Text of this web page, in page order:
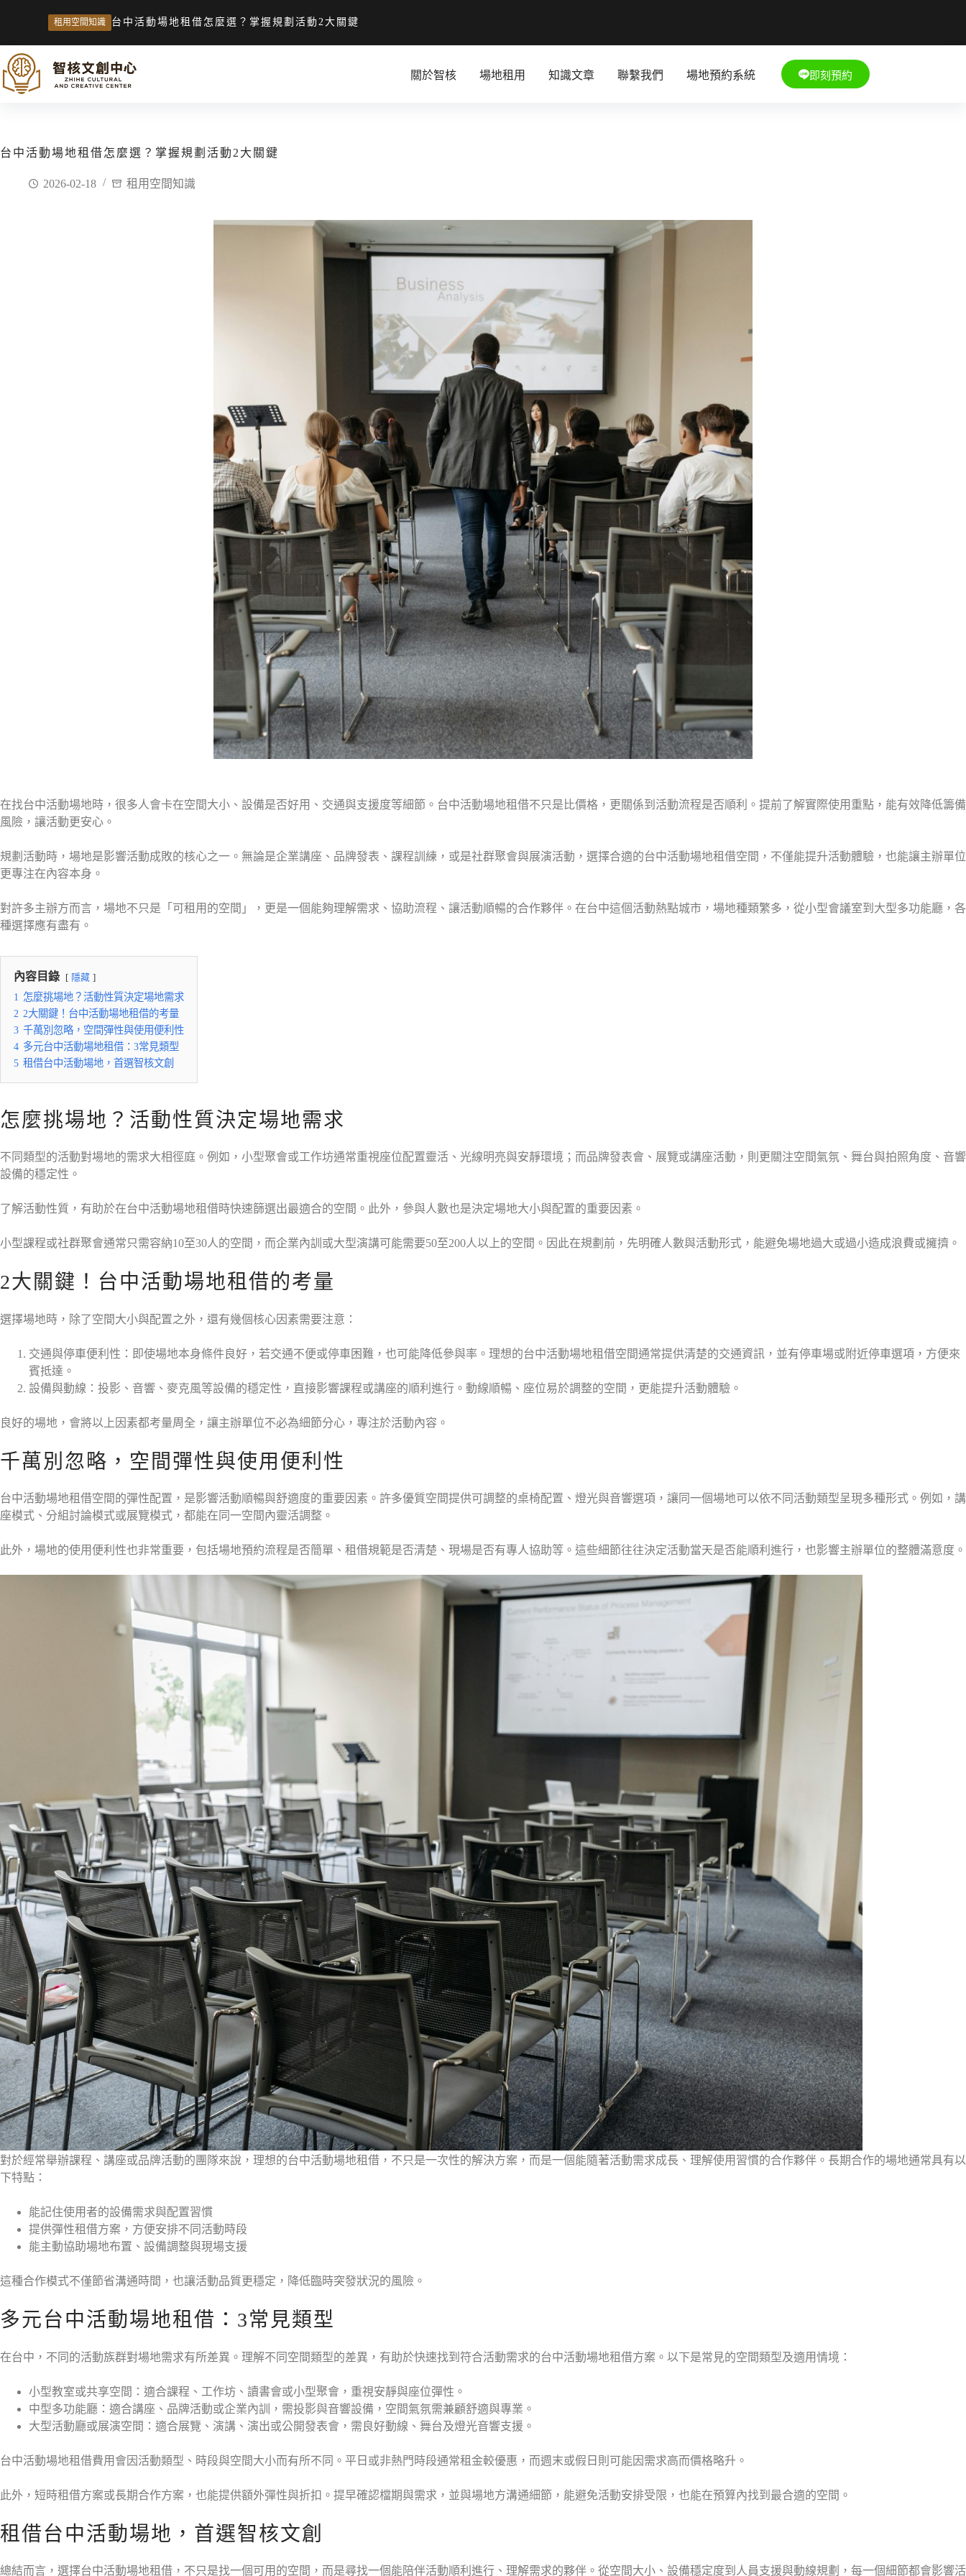
租用空間知識 台中活動場地租借怎麼選？掌握規劃活動2大關鍵
關於智核 場地租用 知識文章 聯繫我們 場地預約系統 即刻預約
台中活動場地租借怎麼選？掌握規劃活動2大關鍵
2026-02-18 租用空間知識
在找台中活動場地時，很多人會卡在空間大小、設備是否好用、交通與支援度等細節。台中活動場地租借不只是比價格，更關係到活動流程是否順利。提前了解實際使用重點，能有效降低籌備
風險，讓活動更安心。
規劃活動時，場地是影響活動成敗的核心之一。無論是企業講座、品牌發表、課程訓練，或是社群聚會與展演活動，選擇合適的台中活動場地租借空間，不僅能提升活動體驗，也能讓主辦單位
更專注在內容本身。
對許多主辦方而言，場地不只是「可租用的空間」，更是一個能夠理解需求、協助流程、讓活動順暢的合作夥伴。在台中這個活動熱點城市，場地種類繁多，從小型會議室到大型多功能廳，各
種選擇應有盡有。
內容目錄 隱藏
1 怎麼挑場地？活動性質決定場地需求
2 2大關鍵！台中活動場地租借的考量
3 千萬別忽略，空間彈性與使用便利性
4 多元台中活動場地租借：3常見類型
5 租借台中活動場地，首選智核文創
怎麼挑場地？活動性質決定場地需求
不同類型的活動對場地的需求大相徑庭。例如，小型聚會或工作坊通常重視座位配置靈活、光線明亮與安靜環境；而品牌發表會、展覽或講座活動，則更關注空間氣氛、舞台與拍照角度、音響
設備的穩定性。
了解活動性質，有助於在台中活動場地租借時快速篩選出最適合的空間。此外，參與人數也是決定場地大小與配置的重要因素。
小型課程或社群聚會通常只需容納10至30人的空間，而企業內訓或大型演講可能需要50至200人以上的空間。因此在規劃前，先明確人數與活動形式，能避免場地過大或過小造成浪費或擁擠。
2大關鍵！台中活動場地租借的考量
選擇場地時，除了空間大小與配置之外，還有幾個核心因素需要注意：
交通與停車便利性：即使場地本身條件良好，若交通不便或停車困難，也可能降低參與率。理想的台中活動場地租借空間通常提供清楚的交通資訊，並有停車場或附近停車選項，方便來
賓抵達。
設備與動線：投影、音響、麥克風等設備的穩定性，直接影響課程或講座的順利進行。動線順暢、座位易於調整的空間，更能提升活動體驗。
良好的場地，會將以上因素都考量周全，讓主辦單位不必為細節分心，專注於活動內容。
千萬別忽略，空間彈性與使用便利性
台中活動場地租借空間的彈性配置，是影響活動順暢與舒適度的重要因素。許多優質空間提供可調整的桌椅配置、燈光與音響選項，讓同一個場地可以依不同活動類型呈現多種形式。例如，講
座模式、分組討論模式或展覽模式，都能在同一空間內靈活調整。
此外，場地的使用便利性也非常重要，包括場地預約流程是否簡單、租借規範是否清楚、現場是否有專人協助等。這些細節往往決定活動當天是否能順利進行，也影響主辦單位的整體滿意度。
對於經常舉辦課程、講座或品牌活動的團隊來說，理想的台中活動場地租借，不只是一次性的解決方案，而是一個能隨著活動需求成長、理解使用習慣的合作夥伴。長期合作的場地通常具有以
下特點：
能記住使用者的設備需求與配置習慣
提供彈性租借方案，方便安排不同活動時段
能主動協助場地布置、設備調整與現場支援
這種合作模式不僅節省溝通時間，也讓活動品質更穩定，降低臨時突發狀況的風險。
多元台中活動場地租借：3常見類型
在台中，不同的活動族群對場地需求有所差異。理解不同空間類型的差異，有助於快速找到符合活動需求的台中活動場地租借方案。以下是常見的空間類型及適用情境：
小型教室或共享空間：適合課程、工作坊、讀書會或小型聚會，重視安靜與座位彈性。
中型多功能廳：適合講座、品牌活動或企業內訓，需投影與音響設備，空間氣氛需兼顧舒適與專業。
大型活動廳或展演空間：適合展覽、演講、演出或公開發表會，需良好動線、舞台及燈光音響支援。
台中活動場地租借費用會因活動類型、時段與空間大小而有所不同。平日或非熱門時段通常租金較優惠，而週末或假日則可能因需求高而價格略升。
此外，短時租借方案或長期合作方案，也能提供額外彈性與折扣。提早確認檔期與需求，並與場地方溝通細節，能避免活動安排受限，也能在預算內找到最合適的空間。
租借台中活動場地，首選智核文創
總結而言，選擇台中活動場地租借，不只是找一個可用的空間，而是尋找一個能陪伴活動順利進行、理解需求的夥伴。從空間大小、設備穩定度到人員支援與動線規劃，每一個細節都會影響活